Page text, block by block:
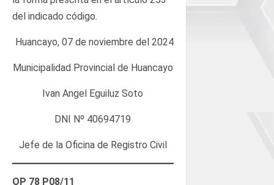
del indicado código.
Huancayo, 07 de noviembre del 2024
Municipalidad Provincial de Huancayo
Ivan Angel Eguiluz Soto
DNI Nº 40694719
Jefe de la Oficina de Registro Civil
OP 78 P08/11